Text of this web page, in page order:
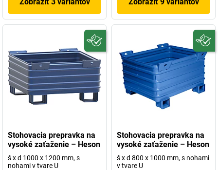
Stohovacia prepravka na
vysoké zaťaženie – Heson
š x d 1000 x 1200 mm, s
nohami v tvare U
Stohovacia prepravka na
vysoké zaťaženie – Heson
š x d 800 x 1000 mm, s nohami
v tvare U